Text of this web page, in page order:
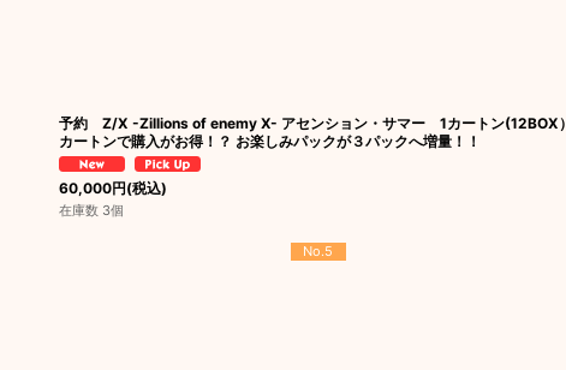
予約 Z/X -Zillions of enemy X- アセンション・サマー 1カートン(12BOX）
カートンで購入がお得！？ お楽しみパックが３パックへ増量！！
60,000円(税込)
在庫数 3個
No.5